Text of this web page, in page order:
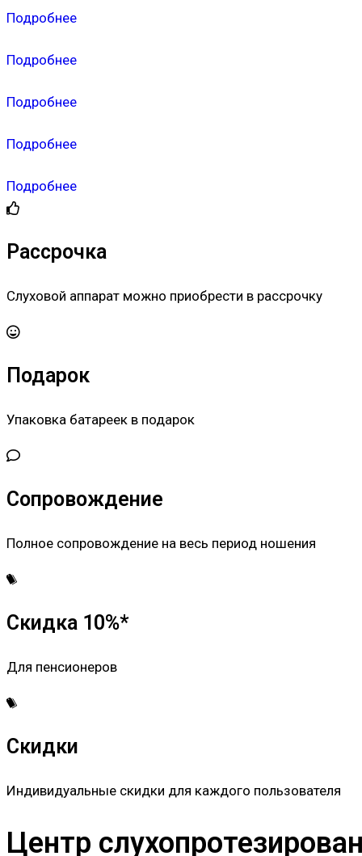
Подробнее
Подробнее
Подробнее
Подробнее
Подробнее
Рассрочка
Слуховой аппарат можно приобрести в рассрочку
Подарок
Упаковка батареек в подарок
Сопровождение
Полное сопровождение на весь период ношения
Скидка 10%*
Для пенсионеров
Скидки
Индивидуальные скидки для каждого пользователя
Центр